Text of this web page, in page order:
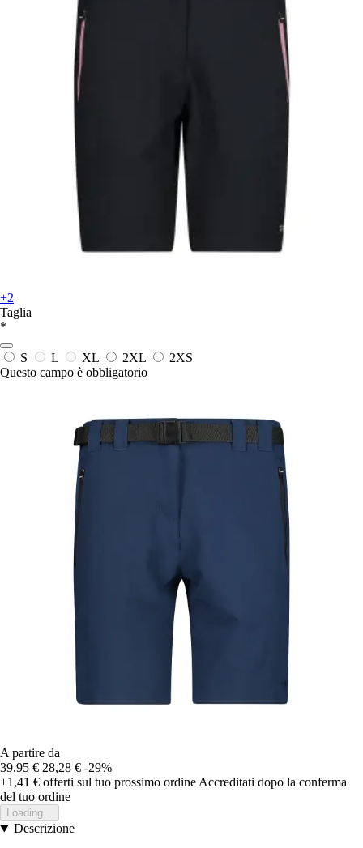
+2
Taglia
*
S L XL 2XL
2XS
Questo campo è obbligatorio
A partire da
39,95 € 28,28 € -29%
+1,41 € offerti sul tuo prossimo ordine Accreditati dopo la conferma
del tuo ordine
Loading...
Descrizione